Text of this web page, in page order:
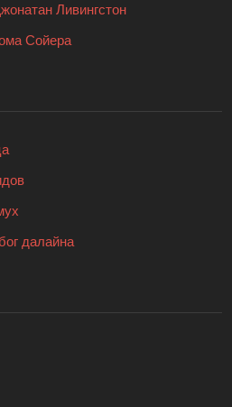
Ливингстон
Сойера
далайна